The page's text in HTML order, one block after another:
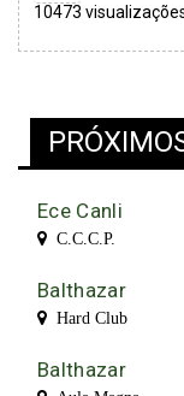
10473
Ece Canli
C.C.C.P.
Balthazar
Hard Club
Balthazar